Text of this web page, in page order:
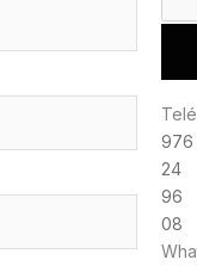
976
24
96
08